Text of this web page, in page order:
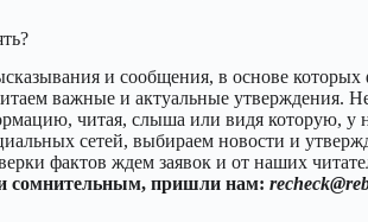
и сообщения, в основе
важные и актуальные утверждения.
читая, слыша или видя которую, у
сетей, выбираем новости и
фактов ждем заявок и от наших
сомнительным, пришли нам: